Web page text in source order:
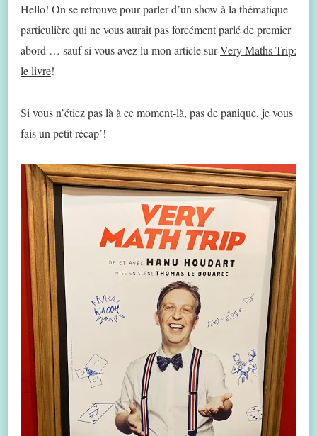
Hello! On se retrouve pour parler d’un show à la thématique
particulière qui ne vous aurait pas forcément parlé de premier
abord … sauf si vous avez lu mon article surVery Maths Trip:
le livre!
Si vous n’étiez pas là à ce moment-là, pas de panique, je vous
fais un petit récap’!